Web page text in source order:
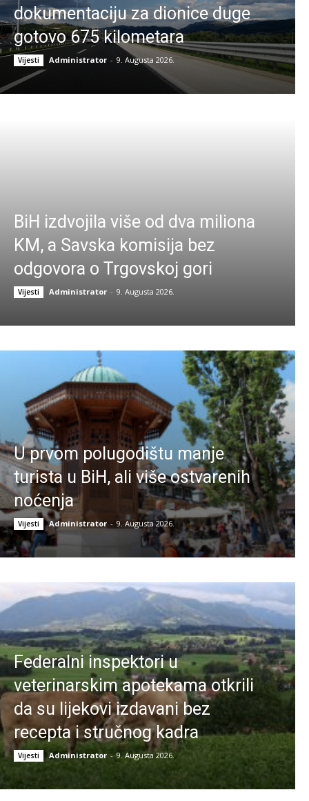
dokumentaciju za dionice duge
gotovo 675 kilometara
Vijesti Administrator - 9. Augusta 2026.
BiH izdvojila više od dva miliona
KM, a Savska komisija bez
odgovora o Trgovskoj gori
Vijesti Administrator - 9. Augusta 2026.
U prvom polugodištu manje
turista u BiH, ali više ostvarenih
noćenja
Vijesti Administrator - 9. Augusta 2026.
Federalni inspektori u
veterinarskim apotekama otkrili
da su lijekovi izdavani bez
recepta i stručnog kadra
Vijesti Administrator - 9. Augusta 2026.